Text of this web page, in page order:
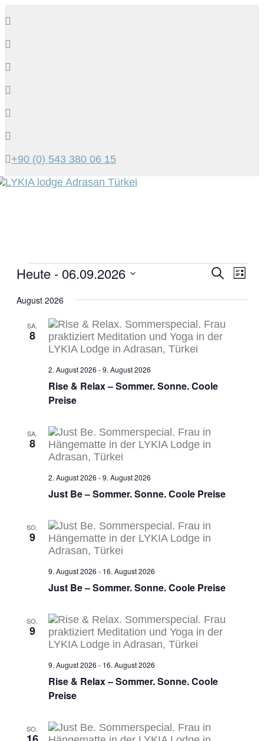
+90 (0) 543 380 06 15
Suche
Liste
Heute - 06.09.2026
wählen.
August 2026
SA.
8
Rise & Relax – Sommer. Sonne. Coole
Preise
2. August 2026 -9. August 2026
SA.
8
Just Be – Sommer. Sonne. Coole Preise
2. August 2026 -9. August 2026
SO.
9
Just Be – Sommer. Sonne. Coole Preise
9. August 2026 - 16. August 2026
SO.
9
Rise & Relax – Sommer. Sonne. Coole
Preise
9. August 2026 - 16. August 2026
SO.